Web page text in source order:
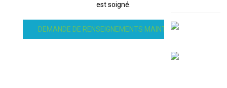
est soigné.
DEMANDE DE RENSEIGNEMENTS MAINTENANT